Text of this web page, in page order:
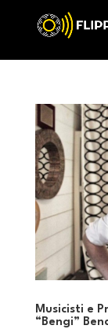
Musicisti e
“Bengi”